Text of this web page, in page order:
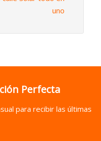
uno
Perfecta
para recibir las últimas